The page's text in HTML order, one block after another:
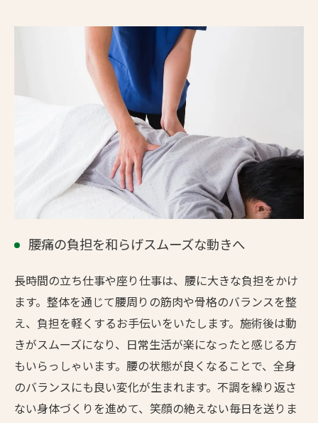
腰痛の負担を和らげスムーズな動きへ
長時間の立ち仕事や座り仕事は、腰に大きな負担をかけ
ます。整体を通じて腰周りの筋肉や骨格のバランスを整
え、負担を軽くするお手伝いをいたします。施術後は動
きがスムーズになり、日常生活が楽になったと感じる方
もいらっしゃいます。腰の状態が良くなることで、全身
のバランスにも良い変化が生まれます。不調を繰り返さ
ない身体づくりを進めて、笑顔の絶えない毎日を送りま